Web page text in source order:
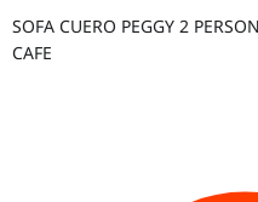
SOFA CUERO PEGGY 2
CAFE